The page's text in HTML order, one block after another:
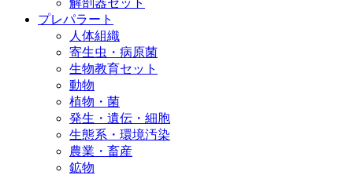
プレパラート
人体組織
寄生虫・病原菌
生物教育セット
動物
植物・菌
発生・遺伝・細胞
生態系・環境汚染
農業・畜産
鉱物